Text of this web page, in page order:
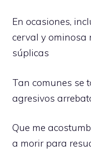
En ocasiones,
cerval y ominosa
súplicas
Tan comunes se
agresivos
Que me
a morir para